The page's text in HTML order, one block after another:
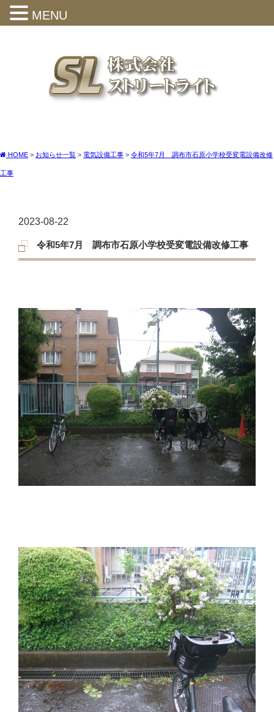
HOME > お知らせ一覧 > 電気設備工事 > 令和5年7月 調布市石原小学校受変電設備改修
工事
2023-08-22
令和5年7月 調布市石原小学校受変電設備改修工事
MENU